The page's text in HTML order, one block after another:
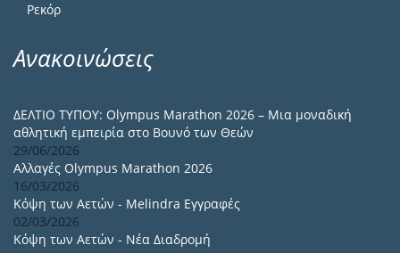
Ρεκόρ
Ανακοινώσεις
ΔΕΛΤΙΟ ΤΥΠΟΥ: Olympus Marathon 2026 – Μια μοναδική
αθλητική εμπειρία στο Βουνό των Θεών
29/06/2026
Αλλαγές Olympus Marathon 2026
16/03/2026
Κόψη των Αετών - Melindra Εγγραφές
02/03/2026
Κόψη των Αετών - Νέα Διαδρομή